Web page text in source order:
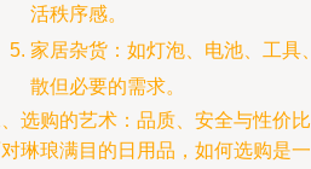
活秩序感。
家居杂货：如灯泡、电池、工具
散但必要的需求。
选购的艺术：品质、安全与性价比
琳琅满目的日用品，如何选购是